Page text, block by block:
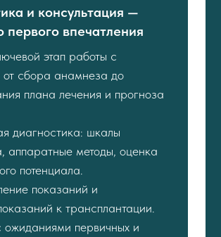
и консультация —
первого впечатления
этап работы с
от сбора анамнеза до
плана лечения и прогноза
диагностика: шкалы
аппаратные методы, оценка
потенциала.
показаний и
к трансплантации.
ожиданиями первичных и